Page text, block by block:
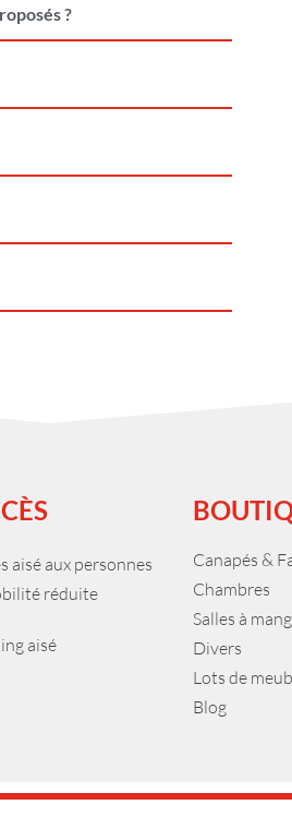
?
aisé aux personnes
réduite
aisé
Canapés &
Chambres
Salles à
Divers
Lots de
Blog